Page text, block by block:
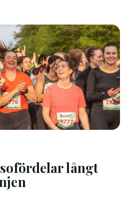
långt